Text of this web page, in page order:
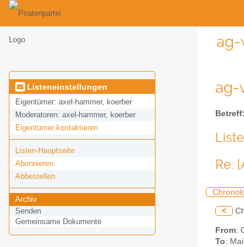
ag-
Listeneinstellungen
Eigentümer: axel-hammer, koerber
Moderatoren: axel-hammer, koerber
Eigentümer kontaktieren
Listen-Hauptseite
Abonnieren
Abbestellen
Archiv
Senden
Gemeinsame Dokumente
ag-
Betreff:
Re:
<
From:
To: